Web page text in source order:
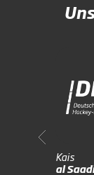
Kais
al Saadi